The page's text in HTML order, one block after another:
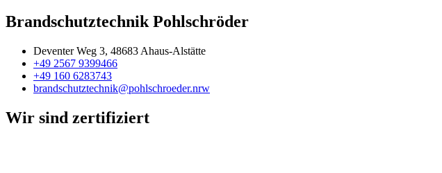
Brandschutztechnik Pohlschröder
Deventer Weg 3, 48683 Ahaus-Alstätte
+49 2567 9399466
+49 160 6283743
brandschutztechnik@pohlschroeder.nrw
Wir sind zertifiziert